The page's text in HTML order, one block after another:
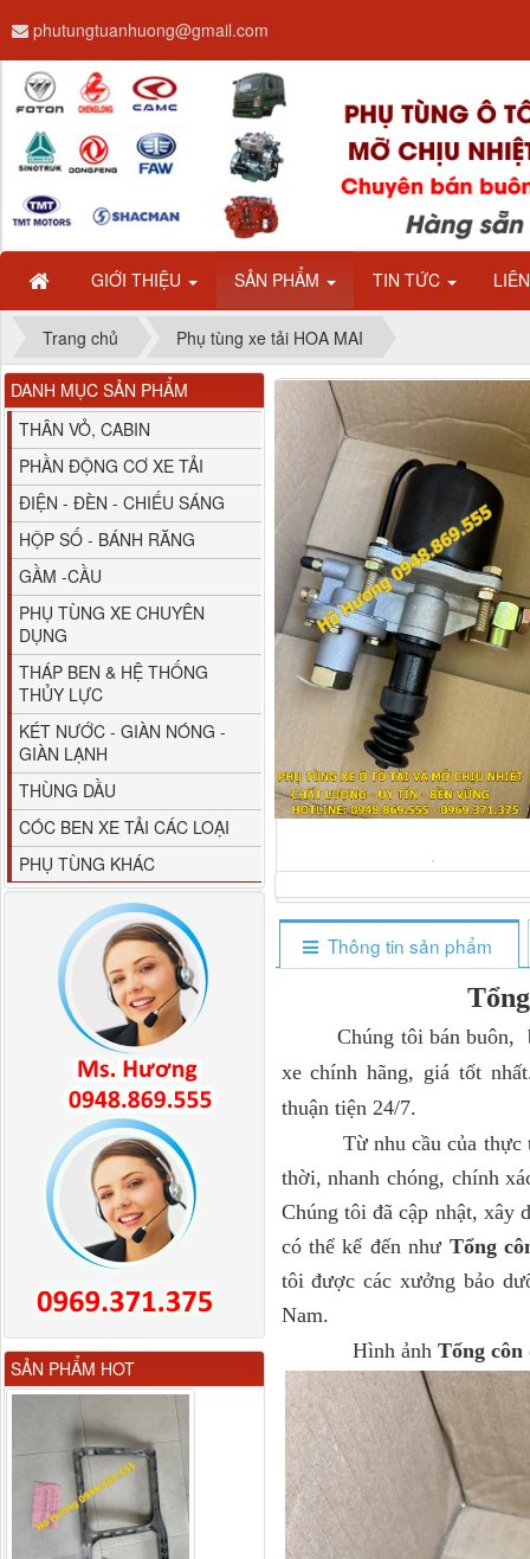
GIỚI THIỆU SẢN PHẨM TIN TỨC
phutungtuanhuong@gmail.com
Trang chủ Phụ tùng xe tải HOA MAI
Thông tin sản phẩm
Chúng tôi bán buôn,
xe chính hãng, giá tốt
thuận tiện 24/7.
Từ nhu cầu của
thời, nhanh chóng, chính
Chúng tôi đã cập nhật, xây
có thể kể đến như Tổng
tôi được các xưởng bảo
Nam.
Hình ảnh Tổng
DANH MỤC SẢN PHẨM
THÂN VỎ, CABIN
PHẦN ĐỘNG CƠ XE TẢI
ĐIỆN - ĐÈN - CHIẾU SÁNG
HỘP SỐ - BÁNH RĂNG
GẦM -CẦU
PHỤ TÙNG XE CHUYÊN
DỤNG
THÁP BEN & HỆ THỐNG
THỦY LỰC
KÉT NƯỚC - GIÀN NÓNG -
GIÀN LẠNH
THÙNG DẦU
CÓC BEN XE TẢI CÁC LOẠI
PHỤ TÙNG KHÁC
SẢN PHẨM HOT
Dây ga CAMC H08 dài
2.68m
Bình nước phụ
Chenglong hải âu...
80YHCB-60 Bơm xăng
dầu 60m3/h...
M4610162101A0 Tapbi
cửa Thaco...
Gương chiếu hậu FAW
JH6 có sấy...